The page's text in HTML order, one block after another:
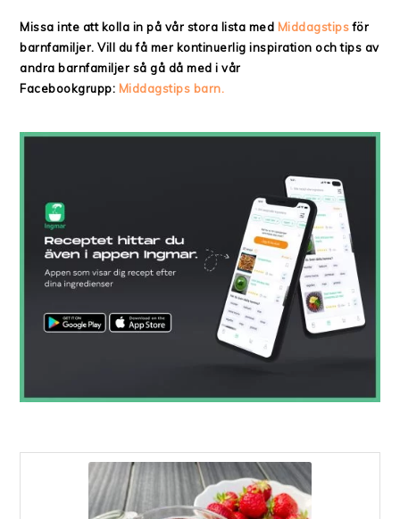
Missa inte att kolla in på vår stora lista med Middagstipsför
barnfamiljer. Vill du få mer kontinuerlig inspiration och tips av
andra barnfamiljer så gå då med i vår
Facebookgrupp: Middagstips barn.